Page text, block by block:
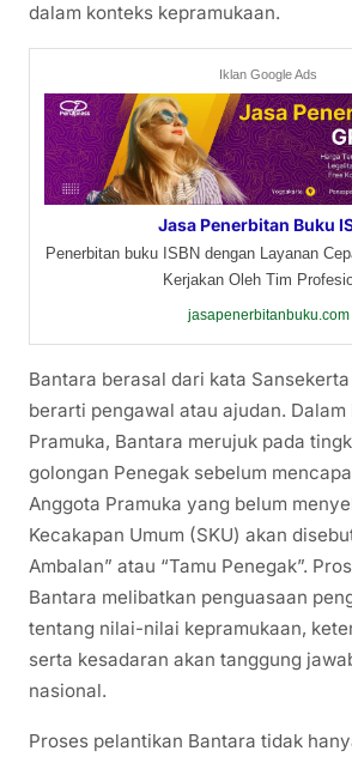
dalam konteks kepramukaan.
Iklan Google Ads
Jasa Penerbitan Buku
Penerbitan buku ISBN dengan Layanan
Kerjakan Oleh Tim
jasapenerbitanbuku.com
Bantara berasal dari kata
berarti pengawal atau ajudan. Dalam
Pramuka, Bantara merujuk pada
golongan Penegak sebelum
Anggota Pramuka yang belum
Kecakapan Umum (SKU) akan
Ambalan” atau “Tamu Penegak”.
Bantara melibatkan penguasaan
tentang nilai-nilai kepramukaan,
serta kesadaran akan tanggung
nasional.
Proses pelantikan Bantara tidak